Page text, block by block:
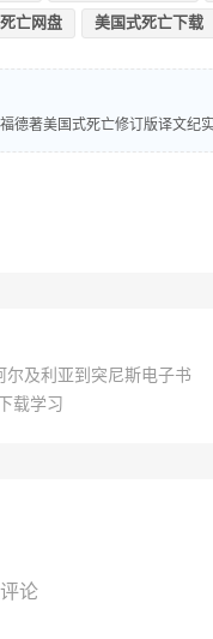
亡网盘 美国式死亡下载
德著美国式死亡修订版译文纪
尔及利亚到突尼斯电子书
载学习
论